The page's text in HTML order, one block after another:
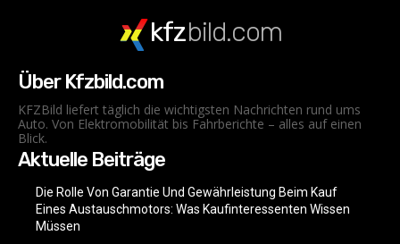
kfzbild.com
Über Kfzbild.com
KFZBild liefert täglich die wichtigsten Nachrichten rund ums
Auto. Von Elektromobilität bis Fahrberichte – alles auf einen
Blick.
Aktuelle Beiträge
Die Rolle Von Garantie Und Gewährleistung Beim Kauf
Eines Austauschmotors: Was Kaufinteressenten Wissen
Müssen